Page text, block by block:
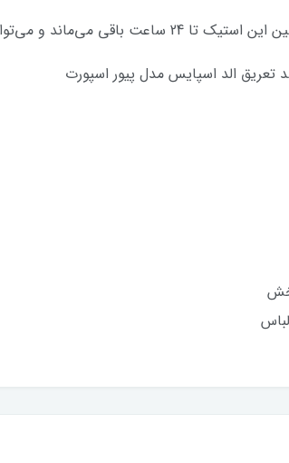
بدون دغدغه فعالیت روزانه را آغاز کرد.
الد اسپایس مدل پیور اسپورت